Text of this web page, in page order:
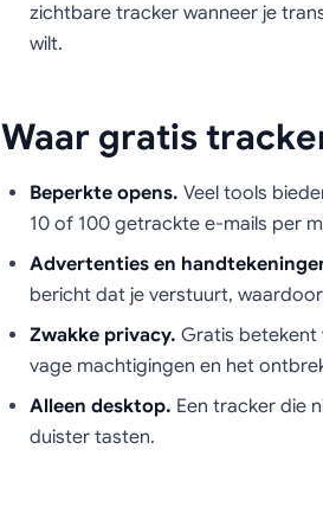
zichtbare tracker wanneer je
wilt.
Waar gratis
Beperkte opens. Veel tools
10 of 100 getrackte e-mails per
Advertenties en
bericht dat je verstuurt,
Zwakke privacy. Gratis betekent
vage machtigingen en het
Alleen desktop. Een tracker die
duister tasten.